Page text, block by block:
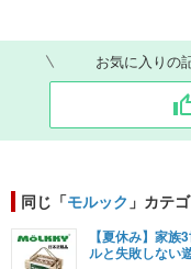
お気に入りの
同じ「モルック 」カテ
【夏休み】家
ルと失敗しない